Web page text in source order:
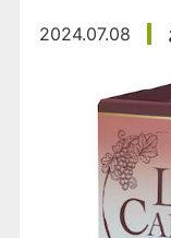
2024.07.08